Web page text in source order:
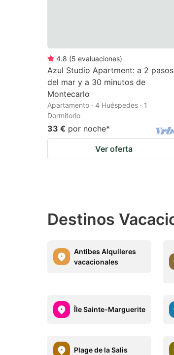
4.8 (5 evaluaciones)
Azul Studio Apartment: a 2 pasos
del mar y a 30 minutos de
Montecarlo
Apartamento · 4 Huéspedes · 1
Dormitorio
33 € por noche*
Ver oferta
Destinos
Antibes Alquileres
vacacionales
Île Sainte-Marguerite
Plage de la Salis